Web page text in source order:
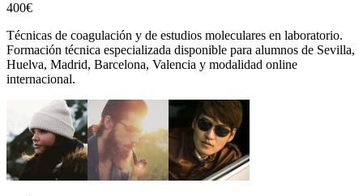
400€
Técnicas de coagulación y de estudios moleculares en laboratorio.
Formación técnica especializada disponible para alumnos de Sevilla,
Huelva, Madrid, Barcelona, Valencia y modalidad online
internacional.